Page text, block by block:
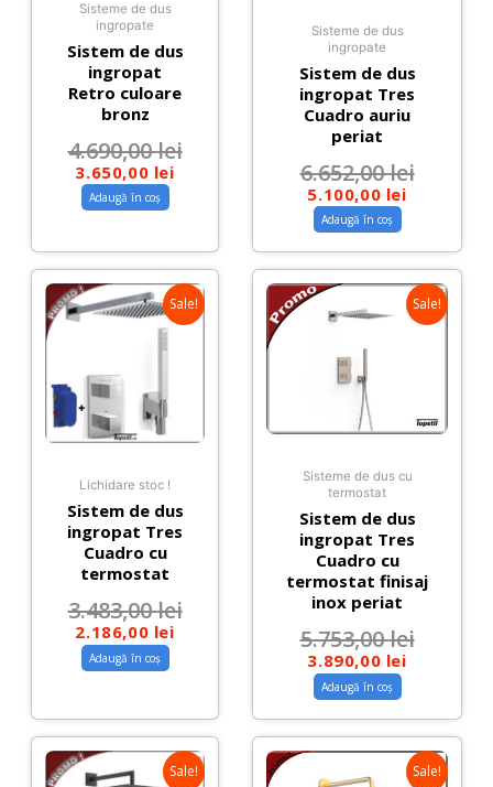
Sisteme de dus
ingropate
Sistem de dus
ingropat
Retro culoare
bronz
4.690,00lei
3.650,00 lei
Adaugă în coș
Sisteme de dus
ingropate
Sistem de dus
ingropat Tres
Cuadro auriu
periat
6.652,00lei
5.100,00 lei
Adaugă în coș
Sale!
Lichidare stoc !
Sistem de dus
ingropat Tres
Cuadro cu
termostat
3.483,00lei
2.186,00 lei
Adaugă în coș
Sale!
Sisteme de dus cu
termostat
Sistem de dus
ingropat Tres
Cuadro cu
termostat finisaj
inox periat
5.753,00lei
3.890,00 lei
Adaugă în coș
Sale! Sale!